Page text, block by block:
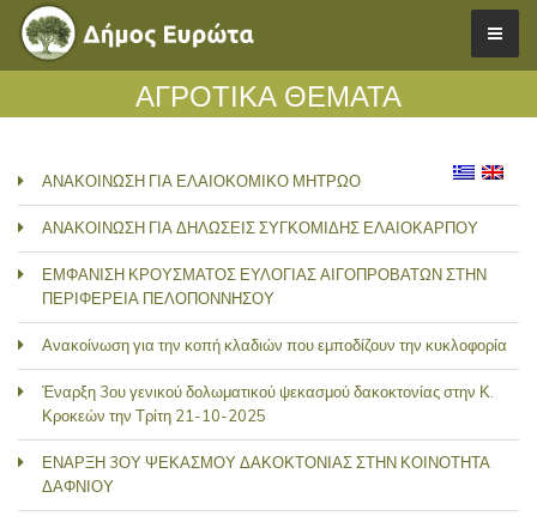
ΑΓΡΟΤΙΚΑ ΘΕΜΑΤΑ
ΑΝΑΚΟΙΝΩΣΗ ΓΙΑ ΕΛΑΙΟΚΟΜΙΚΟ ΜΗΤΡΩΟ
ΑΝΑΚΟΙΝΩΣΗ ΓΙΑ ΔΗΛΩΣΕΙΣ ΣΥΓΚΟΜΙΔΗΣ ΕΛΑΙΟΚΑΡΠΟΥ
ΕΜΦΑΝΙΣΗ ΚΡΟΥΣΜΑΤΟΣ ΕΥΛΟΓΙΑΣ ΑΙΓΟΠΡΟΒΑΤΩΝ ΣΤΗΝ
ΠΕΡΙΦΕΡΕΙΑ ΠΕΛΟΠΟΝΝΗΣΟΥ
Ανακοίνωση για την κοπή κλαδιών που εμποδίζουν την κυκλοφορία
Έναρξη 3ου γενικού δολωματικού ψεκασμού δακοκτονίας στην Κ.
Κροκεών την Τρίτη 21-10-2025
ΕΝΑΡΞΗ 3ΟΥ ΨΕΚΑΣΜΟΥ ΔΑΚΟΚΤΟΝΙΑΣ ΣΤΗΝ ΚΟΙΝΟΤΗΤΑ
ΔΑΦΝΙΟΥ